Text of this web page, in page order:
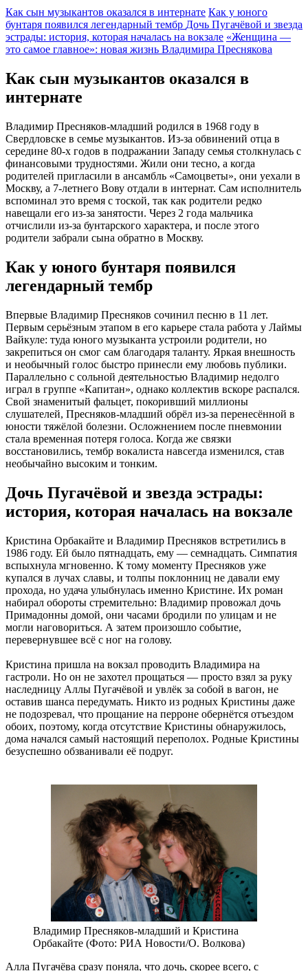
Как сын музыкантов оказался в интернате Как у юного
бунтаря появился легендарный тембр Дочь Пугачёвой и звезда
эстрады: история, которая началась на вокзале «Женщина —
это самое главное»: новая жизнь Владимира Преснякова
Как сын музыкантов оказался в
интернате
Владимир Пресняков-младший родился в 1968 году в
Свердловске в семье музыкантов. Из-за обвинений отца в
середине 80-х годов в подражании Западу семья столкнулась с
финансовыми трудностями. Жили они тесно, а когда
родителей пригласили в ансамбль «Самоцветы», они уехали в
Москву, а 7-летнего Вову отдали в интернат. Сам исполнитель
вспоминал это время с тоской, так как родители редко
навещали его из-за занятости. Через 2 года мальчика
отчислили из-за бунтарского характера, и после этого
родители забрали сына обратно в Москву.
Как у юного бунтаря появился
легендарный тембр
Впервые Владимир Пресняков сочинил песню в 11 лет.
Первым серьёзным этапом в его карьере стала работа у Лаймы
Вайкуле: туда юного музыканта устроили родители, но
закрепиться он смог сам благодаря таланту. Яркая внешность
и необычный голос быстро принесли ему любовь публики.
Параллельно с сольной деятельностью Владимир недолго
играл в группе «Капитан», однако коллектив вскоре распался.
Свой знаменитый фальцет, покоривший миллионы
слушателей, Пресняков-младший обрёл из-за перенесённой в
юности тяжёлой болезни. Осложнением после пневмонии
стала временная потеря голоса. Когда же связки
восстановились, тембр вокалиста навсегда изменился, став
необычайно высоким и тонким.
Дочь Пугачёвой и звезда эстрады:
история, которая началась на вокзале
Кристина Орбакайте и Владимир Пресняков встретились в
1986 году. Ей было пятнадцать, ему — семнадцать. Симпатия
вспыхнула мгновенно. К тому моменту Пресняков уже
купался в лучах славы, и толпы поклонниц не давали ему
прохода, но удача улыбнулась именно Кристине. Их роман
набирал обороты стремительно: Владимир провожал дочь
Примадонны домой, они часами бродили по улицам и не
могли наговориться. А затем произошло событие,
перевернувшее всё с ног на голову.
Кристина пришла на вокзал проводить Владимира на
гастроли. Но он не захотел прощаться — просто взял за руку
наследницу Аллы Пугачёвой и увлёк за собой в вагон, не
оставив шанса передумать. Никто из родных Кристины даже
не подозревал, что прощание на перроне обернётся отъездом
обоих, поэтому, когда отсутствие Кристины обнаружилось,
дома начался самый настоящий переполох. Родные Кристины
безуспешно обзванивали её подруг.
Владимир Пресняков-младший и Кристина
Орбакайте (Фото: РИА Новости/О. Волкова)
Алла Пугачёва сразу поняла, что дочь, скорее всего, с